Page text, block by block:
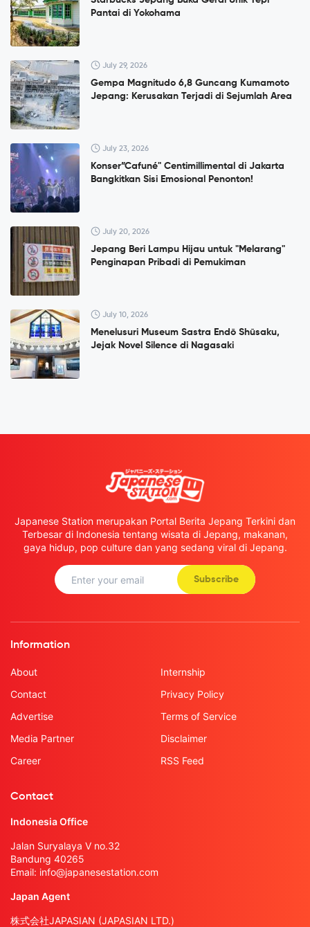
Pantai di Yokohama
July 29, 2026
Gempa Magnitudo 6,8 Guncang Kumamoto
Jepang: Kerusakan Terjadi di Sejumlah Area
July 23, 2026
Konser”Cafuné" Centimillimental di Jakarta
Bangkitkan Sisi Emosional Penonton!
July 20, 2026
Jepang Beri Lampu Hijau untuk "Melarang"
Penginapan Pribadi di Pemukiman
July 10, 2026
Menelusuri Museum Sastra Endō Shūsaku,
Jejak Novel Silence di Nagasaki
Japanese Station merupakan Portal Berita Jepang Terkini dan
Terbesar di Indonesia tentang wisata di Jepang, makanan,
gaya hidup, pop culture dan yang sedang viral di Jepang.
Subscribe
Information
About
Contact
Advertise
Media Partner
Career
Internship
Privacy Policy
Terms of Service
Disclaimer
RSS Feed
Contact
Indonesia Office
Jalan Suryalaya V no.32
Bandung 40265
Email: info@japanesestation.com
Japan Agent
株式会社JAPASIAN (JAPASIAN LTD.)